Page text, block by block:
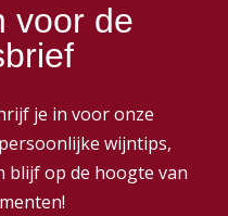
voor de
je in voor onze
wijntips,
blijf op de hoogte van